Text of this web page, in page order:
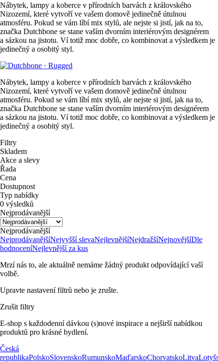
Nábytek, lampy a koberce v přírodních barvách z královského
Nizozemí, které vytvoří ve vašem domově jedinečně útulnou
atmosféru. Pokud se vám líbí mix stylů, ale nejste si jistí, jak na to,
značka Dutchbone se stane vaším dvorním interiérovým designérem
a sázkou na jistotu. Ví totiž moc dobře, co kombinovat a výsledkem je
jedinečný a osobitý styl.
Nábytek, lampy a koberce v přírodních barvách z královského
Nizozemí, které vytvoří ve vašem domově jedinečně útulnou
atmosféru. Pokud se vám líbí mix stylů, ale nejste si jistí, jak na to,
značka Dutchbone se stane vaším dvorním interiérovým designérem
a sázkou na jistotu. Ví totiž moc dobře, co kombinovat a výsledkem je
jedinečný a osobitý styl.
Filtry
Skladem
Akce a slevy
Řada
Cena
Dostupnost
Typ nabídky
0 výsledků
Nejprodávanější
Nejprodávanější
NejprodávanějšíNejvyšší slevaNejlevnějšíNejdražšíNejnovějšíDle
hodnoceníNejlevnější za kus
Mrzí nás to, ale aktuálně nemáme žádný produkt odpovídající vaší
volbě.
Upravte nastavení filtrů nebo je zrušte.
Zrušit filtry
E-shop s každodenní dávkou (s)nové inspirace a nejširší nabídkou
produktů pro krásné bydlení.
Česká
republikaPolskoSlovenskoRumunskoMaďarskoChorvatskoLitva